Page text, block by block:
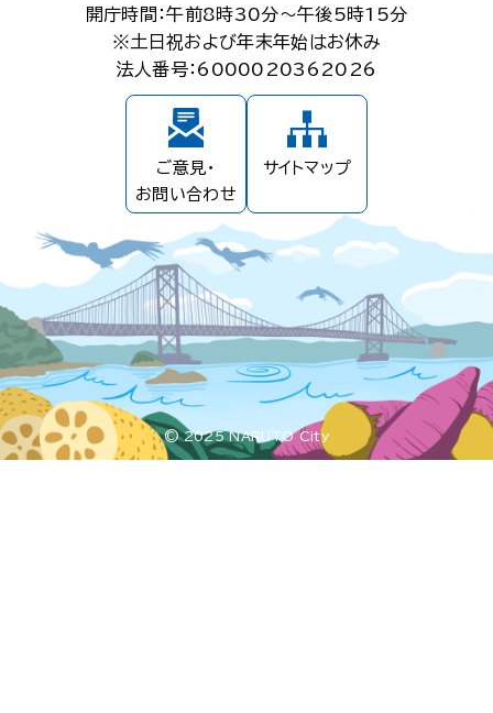
開庁時間：午前8時30分～午後5時15分
※土日祝および年末年始はお休み
法人番号：6000020362026
ご意見・
お問い合わせ
サイトマップ
© 2025 NARUTO City